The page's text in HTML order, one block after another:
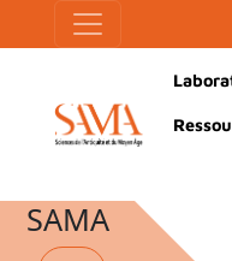
Aller au contenu principal
Main
SAMA
Panneau de gestion des